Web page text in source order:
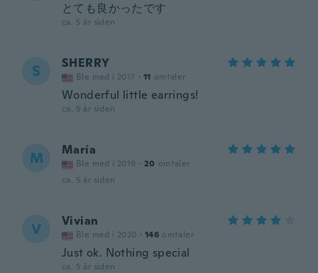
とても良かったです
ca. 5 år siden
S SHERRY
Ble med i 2017 · 11 omtaler
Wonderful little earrings!
ca. 5 år siden
M María
Ble med i 2019 · 20 omtaler
ca. 5 år siden
V Vivian
Ble med i 2020 · 146 omtaler
Just ok. Nothing special
ca. 5 år siden